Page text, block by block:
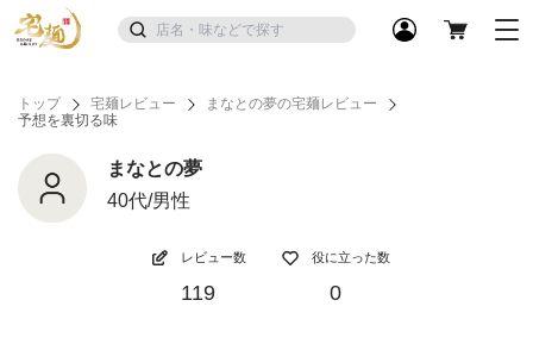
トップ 宅麺レビュー
まなとの夢の宅麺レビュー
予想を裏切る味
まなとの夢
40代/男性
レビュー数
119
役に立った数
0